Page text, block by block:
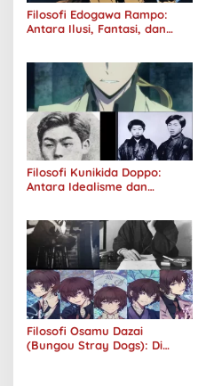
Filosofi Edogawa Rampo:
Antara Ilusi, Fantasi, dan
Filosofi Kunikida Doppo:
Antara Idealisme dan
Filosofi Osamu Dazai
(Bungou Stray Dogs): Di